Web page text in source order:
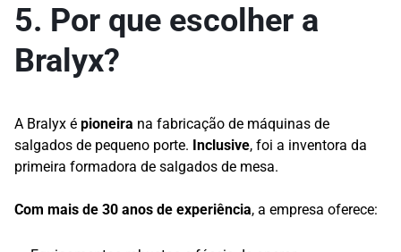
5. Por que escolher a
Bralyx?
A Bralyx é pioneira na fabricação de máquinas de
salgados de pequeno porte. Inclusive, foi a inventora da
primeira formadora de salgados de mesa.
Com mais de 30 anos de experiência, a empresa oferece: